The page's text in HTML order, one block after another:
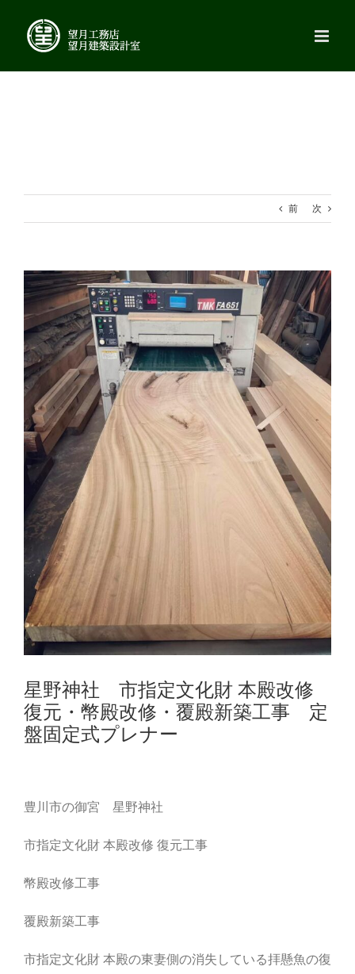
content
前 次
View
Larger
Image
星野神社 市指定文化財 本殿改修
復元・幣殿改修・覆殿新築工事 定
盤固定式プレナー
豊川市の御宮 星野神社
市指定文化財 本殿改修 復元工事
幣殿改修工事
覆殿新築工事
市指定文化財 本殿の東妻側の消失している拝懸魚の復